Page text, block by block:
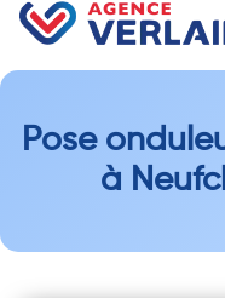
Pose
à